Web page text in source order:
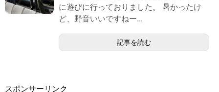
に遊びに行っておりました。 暑かったけ
ど、野音いいですねー...
記事を読む
スポンサーリンク